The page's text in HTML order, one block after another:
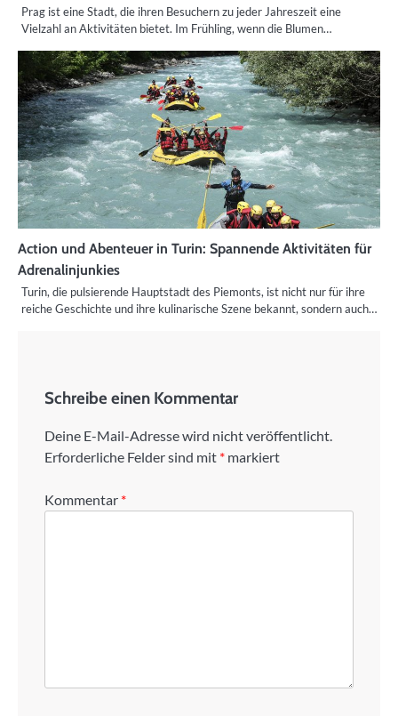
Prag ist eine Stadt, die ihren Besuchern zu jeder Jahreszeit eine
Vielzahl an Aktivitäten bietet. Im Frühling, wenn die Blumen…
Action und Abenteuer in Turin: Spannende Aktivitäten für
Adrenalinjunkies
Turin, die pulsierende Hauptstadt des Piemonts, ist nicht nur für ihre
reiche Geschichte und ihre kulinarische Szene bekannt, sondern auch…
Schreibe einen Kommentar
Deine E-Mail-Adresse wird nicht veröffentlicht.
Erforderliche Felder sind mit * markiert
Kommentar *